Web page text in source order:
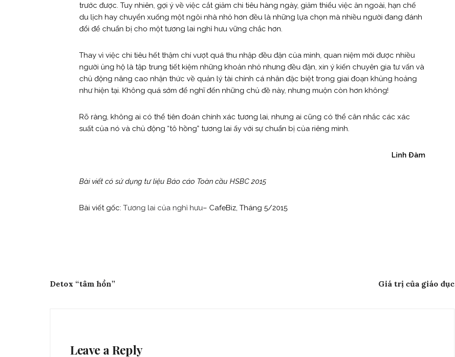
trước được. Tuy nhiên, gợi ý về việc cắt giảm chi tiêu hàng ngày, giảm thiểu việc ăn ngoài, hạn chế
du lịch hay chuyển xuống một ngôi nhà nhỏ hơn đều là những lựa chọn mà nhiều người đang đánh
đổi để chuẩn bị cho một tương lai nghỉ hưu vững chắc hơn.
Thay vì việc chi tiêu hết thậm chí vượt quá thu nhập đều đặn của mình, quan niệm mới được nhiều
người ủng hộ là tập trung tiết kiệm những khoản nhỏ nhưng đều đặn, xin ý kiến chuyên gia tư vấn và
chủ động nâng cao nhận thức về quản lý tài chính cá nhân đặc biệt trong giai đoạn khủng hoảng
như hiện tại. Không quá sớm để nghĩ đến những chủ đề này, nhưng muộn còn hơn không!
Rõ ràng, không ai có thể tiên đoán chính xác tương lai, nhưng ai cũng có thể cân nhắc các xác
suất của nó và chủ động “tô hồng” tương lai ấy với sự chuẩn bị của riêng mình.
Linh Đàm
Bài viết có sử dụng tư liệu Báo cáo Toàn cầu HSBC 2015
Bài viết gốc: Tương lai của nghỉ hưu– CafeBiz, Tháng 5/2015
Post
navigation
Detox “tâm hồn” Giá trị của giáo dục
Leave a Reply